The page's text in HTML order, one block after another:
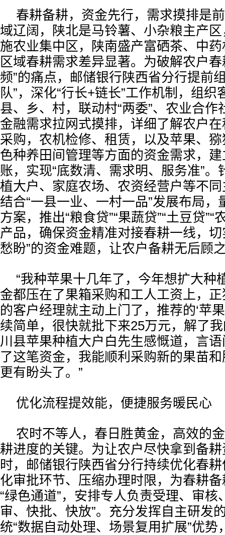
春耕备耕，资金先行，需求摸排是
域辽阔，陕北是马铃薯、小杂粮主产
施农业集中区，陕南盛产富硒茶、中
区域春耕需求差异显著。为破解农户
频”的痛点，邮储银行陕西省分行提前
队”，深化“行长+链长”工作机制，组
县、乡、村，联动村“两委”、农业合作
金融需求拉网式摸排，详细了解农户
采购，农机检修、租赁，以及苹果、
色种养田间管理等方面的资金需求，
账，实现“底数清、需求明、服务准”。
植大户、家庭农场、农资经营户等不
结合“一县一业、一村一品”发展布局，
方案，推出“粮食贷”“果蔬贷”“土豆贷”“
产品，确保资金精准对接春耕一线，
愁盼”的资金难题，让农户备耕无后顾
“我种苹果十几年了，今年想扩大种
金都压在了果箱采购和工人工资上，
的客户经理就主动上门了，推荐的‘苹
续简单，很快就批下来25万元，解了
川县苹果种植大户白先生感慨道，言
了这笔资金，我能顺利采购新的果苗
更有盼头了。”
优化流程提效能，便捷服务暖民心
农时不等人，春日胜黄金，高效的
耕进度的关键。为让农户尽快拿到备
时，邮储银行陕西省分行持续优化春
化审批环节、压缩办理时限，为春耕
“绿色通道”，安排专人负责受理、审核
审、快批、快放”。充分发挥自主研发
统“数据自动处理、场景复用扩展”优势